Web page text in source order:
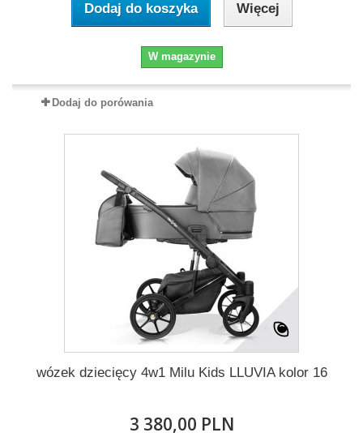
Dodaj do koszyka Więcej
W magazynie
Dodaj do porówania
wózek dziecięcy 4w1 Milu Kids LLUVIA kolor 16
3 380,00 PLN